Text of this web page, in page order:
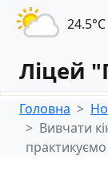
24.5°С
Ліцей
Головна
Вивчати
практикуємо